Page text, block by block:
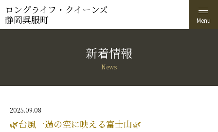
ロングライフ・クイーンズ
静岡呉服町
新着情報
News
2025.09.08
🌿台風一過の空に映える富士山🌿